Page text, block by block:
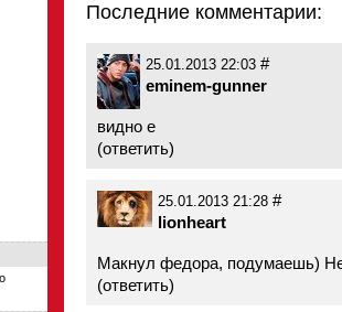
Последние комментарии:
25.01.2013 22:03 #
eminem-gunner
видно е
(ответить)
25.01.2013 21:28 #
lionheart
Макнул федора, подумаешь)
(ответить)